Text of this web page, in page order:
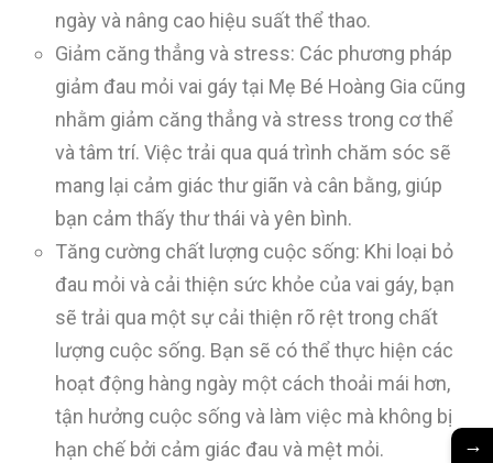
ngày và nâng cao hiệu suất thể thao.
Giảm căng thẳng và stress: Các phương pháp
giảm đau mỏi vai gáy tại Mẹ Bé Hoàng Gia cũng
nhằm giảm căng thẳng và stress trong cơ thể
và tâm trí. Việc trải qua quá trình chăm sóc sẽ
mang lại cảm giác thư giãn và cân bằng, giúp
bạn cảm thấy thư thái và yên bình.
Tăng cường chất lượng cuộc sống: Khi loại bỏ
đau mỏi và cải thiện sức khỏe của vai gáy, bạn
sẽ trải qua một sự cải thiện rõ rệt trong chất
lượng cuộc sống. Bạn sẽ có thể thực hiện các
hoạt động hàng ngày một cách thoải mái hơn,
tận hưởng cuộc sống và làm việc mà không bị
hạn chế bởi cảm giác đau và mệt mỏi.
→